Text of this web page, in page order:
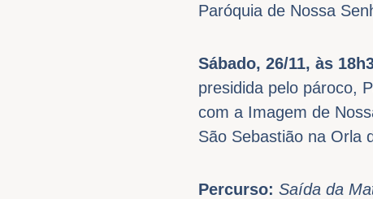
Paróquia de Nossa
Sábado, 26/11, às
presidida pelo pároco,
com a Imagem de
São Sebastião na Orla
Percurso: Saída da